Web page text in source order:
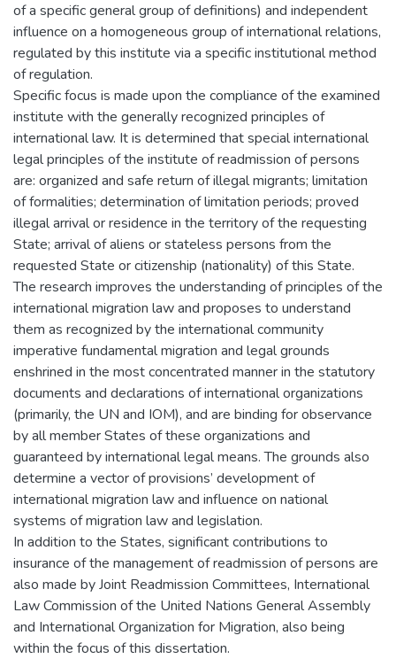
of a specific general group of definitions) and independent
influence on a homogeneous group of international relations,
regulated by this institute via a specific institutional method
of regulation.
Specific focus is made upon the compliance of the examined
institute with the generally recognized principles of
international law. It is determined that special international
legal principles of the institute of readmission of persons
are: organized and safe return of illegal migrants; limitation
of formalities; determination of limitation periods; proved
illegal arrival or residence in the territory of the requesting
State; arrival of aliens or stateless persons from the
requested State or citizenship (nationality) of this State.
The research improves the understanding of principles of the
international migration law and proposes to understand
them as recognized by the international community
imperative fundamental migration and legal grounds
enshrined in the most concentrated manner in the statutory
documents and declarations of international organizations
(primarily, the UN and IOM), and are binding for observance
by all member States of these organizations and
guaranteed by international legal means. The grounds also
determine a vector of provisions’ development of
international migration law and influence on national
systems of migration law and legislation.
In addition to the States, significant contributions to
insurance of the management of readmission of persons are
also made by Joint Readmission Committees, International
Law Commission of the United Nations General Assembly
and International Organization for Migration, also being
within the focus of this dissertation.